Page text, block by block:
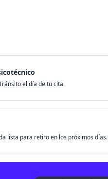
el día de tu cita.
lista para retiro en los próximos días.